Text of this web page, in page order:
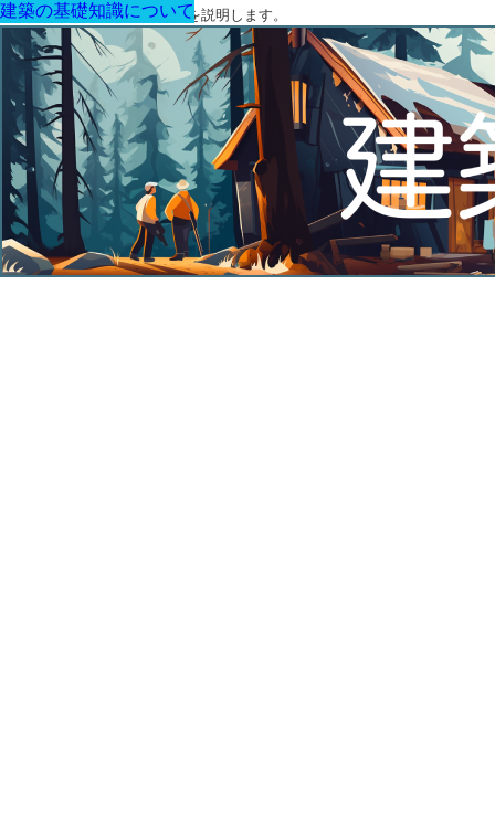
建築に関する用語と関連法令を説明します。
建築の基礎知識について
建築の基礎知識について
建築の基礎知識について
建築の基礎知識について
建築の基礎知識について
建築の基礎知識について
建築の基礎知識について
建築の基礎知識について
建築の基礎知識について
建築の基礎知識について
建築の基礎知識について
建築の基礎知識について
建築の基礎知識について
建築の基礎知識について
建築の基礎知識について
建築の基礎知識について
建築の基礎知識について
建築の基礎知識について
建築の基礎知識について
建築の基礎知識について
建築の基礎知識について
建築の基礎知識について
建築の基礎知識について
建築の基礎知識について